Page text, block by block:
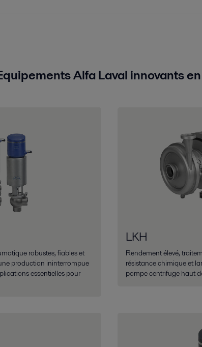
Alfa Laval innovants
robustes, fiables et
production ininterrompue
essentielles pour
LKH
Rendement élevé,
résistance chimique et
pompe centrifuge haut